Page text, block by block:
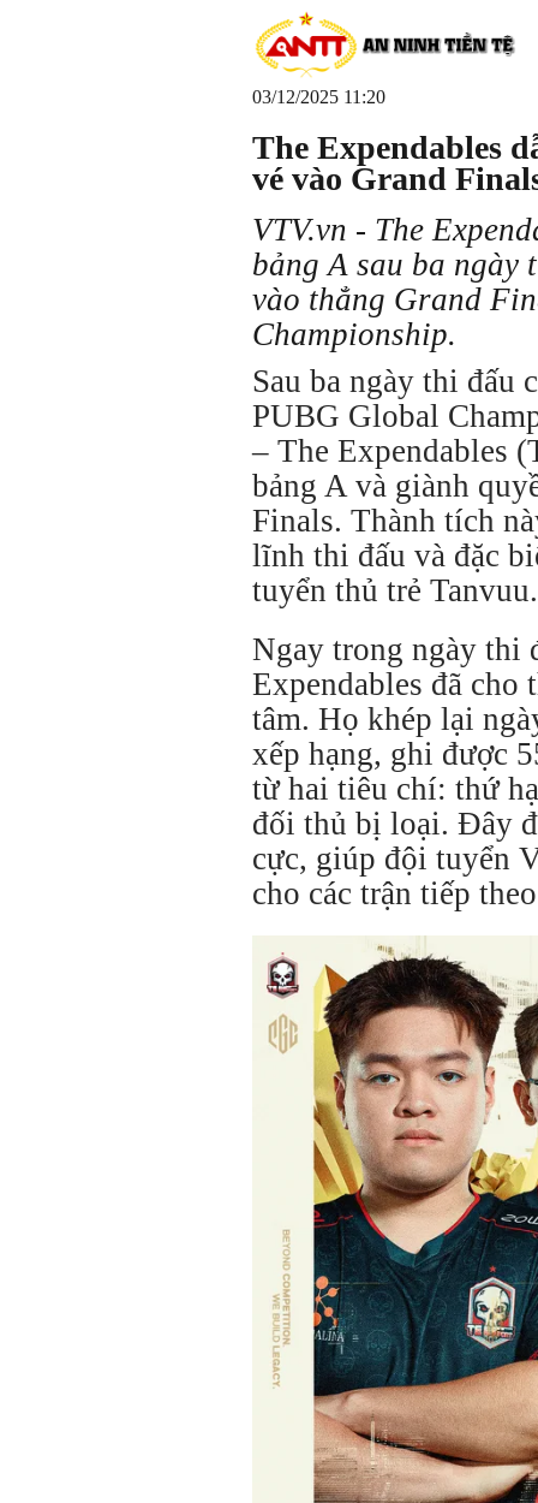
03/12/2025 11:20
The Expendables
vé vào Grand
VTV.vn - The
bảng A sau ba ngày
vào thẳng Grand
Championship.
Sau ba ngày thi đấu
PUBG Global
– The Expendables
bảng A và giành
Finals. Thành tích
lĩnh thi đấu và đặc
tuyển thủ trẻ Tanvuu.
Ngay trong ngày thi
Expendables đã cho
tâm. Họ khép lại
xếp hạng, ghi được
từ hai tiêu chí: thứ
đối thủ bị loại. Đây
cực, giúp đội tuyển
cho các trận tiếp